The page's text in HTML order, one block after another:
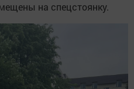
на спецстоянку.